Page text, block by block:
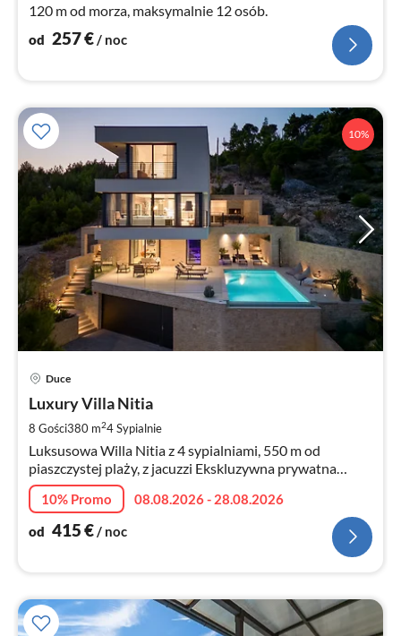
120 m od morza, maksymalnie 12 osób.
od 257€/ noc
10%
Duce
Luxury Villa Nitia
8 Gości380 m24Sypialnie
Luksusowa Willa Nitia z 4 sypialniami, 550 m od
piaszczystej plaży, z jacuzzi Ekskluzywna prywatna
siłownia z urządzeniami NOHrD
10% Promo
08.08.2026 - 28.08.2026
od 415€/ noc